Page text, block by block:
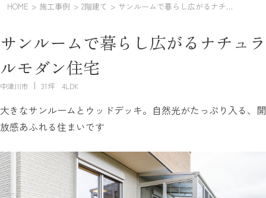
HOME 施工事例 2階建て サンルームで暮らし広がるナチュラルモダン住宅
サンルームで暮らし広がるナチュラ
ルモダン住宅
中津川市 31坪 4LDK
大きなサンルームとウッドデッキ。自然光がたっぷり入る、開
放感あふれる住まいです